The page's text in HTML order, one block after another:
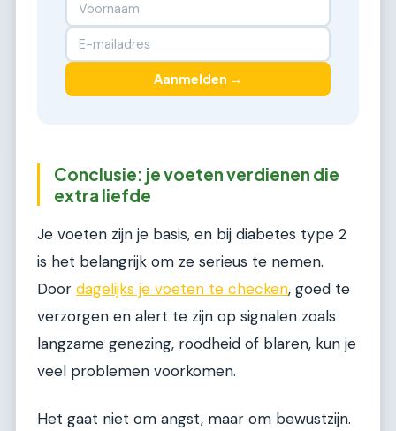
Aanmelden →
Conclusie: je voeten verdienen die
extra liefde
Je voeten zijn je basis, en bij diabetes type 2
is het belangrijk om ze serieus te nemen.
Door dagelijks je voeten te checken, goed te
verzorgen en alert te zijn op signalen zoals
langzame genezing, roodheid of blaren, kun je
veel problemen voorkomen.
Het gaat niet om angst, maar om bewustzijn.